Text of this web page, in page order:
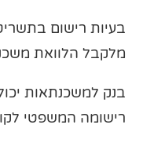
בעיות רישום
מלקבל הלוואת
בנק למשכנתאות
רישומה המשפטי